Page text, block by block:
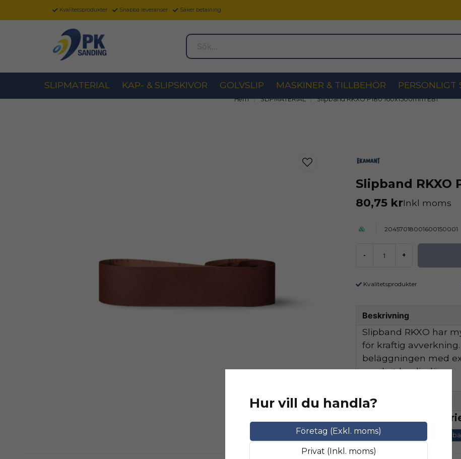
Kvalitetsprodukter Snabba leveranser Säker betalning
Sök...
SLIPMATERIAL KAP- & SLIPSKIVOR GOLVSLIP MASKINER & TILLBEHÖR PERSONLIGT
Hem SLIPMATERIAL Slipband RKXO P180 160x1500mm EB1
Slipband RKXO
80,75 krInkl moms
20457018001600150001
- +
Kvalitetsprodukter
Beskrivning
Slipband RKXO har
för kraftig
beläggningen med
mycket bra livsläng.
Ställ en produktfråga
question
Fråga oss något om
Relaterade
SLIPMATERIAL Smala
Hur vill du handla?
Företag (Exkl. moms)
Privat (Inkl. moms)